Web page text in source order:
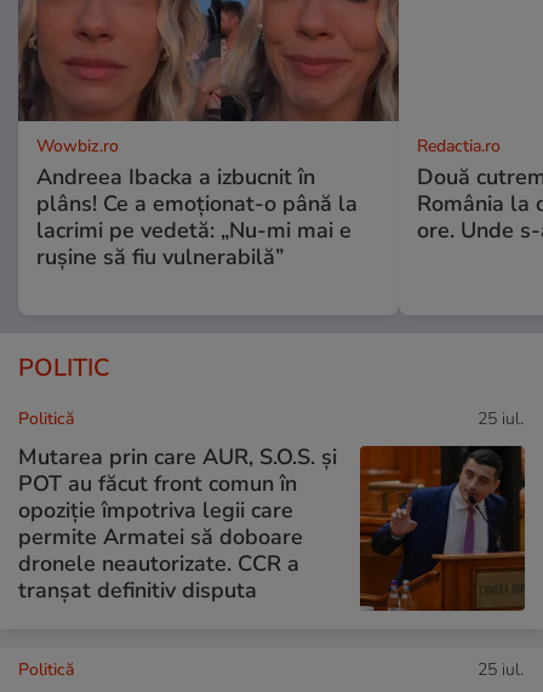
Wowbiz.ro
Andreea Ibacka a izbucnit în
plâns! Ce a emoționat-o până la
lacrimi pe vedetă: „Nu-mi mai e
rușine să fiu vulnerabilă”
Redactia.ro
Două
România la
ore. Unde
POLITIC
Politică 25 iul.
Mutarea prin care AUR, S.O.S. și
POT au făcut front comun în
opoziție împotriva legii care
permite Armatei să doboare
dronele neautorizate. CCR a
tranșat definitiv disputa
Politică 25 iul.